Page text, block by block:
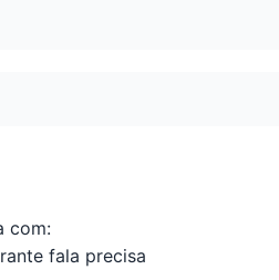
com:
fala precisa